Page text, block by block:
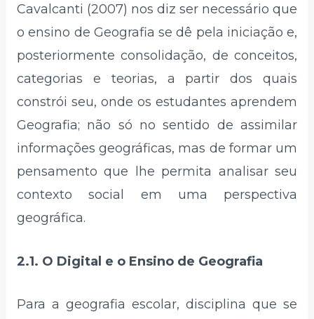
Cavalcanti (2007) nos diz ser necessário que
o ensino de Geografia se dê pela iniciação e,
posteriormente consolidação, de conceitos,
categorias e teorias, a partir dos quais
constrói seu, onde os estudantes aprendem
Geografia; não só no sentido de assimilar
informações geográficas, mas de formar um
pensamento que lhe permita analisar seu
contexto social em uma perspectiva
geográfica.
2.1. O Digital e o Ensino de Geografia
Para a geografia escolar, disciplina que se